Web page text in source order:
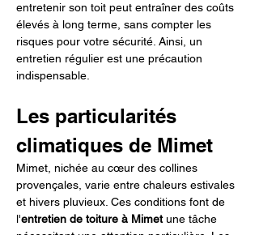
entretenir son toit peut entraîner des coûts
élevés à long terme, sans compter les
risques pour votre sécurité. Ainsi, un
entretien régulier est une précaution
indispensable.
Les particularités
climatiques de Mimet
Mimet, nichée au cœur des collines
provençales, varie entre chaleurs estivales
et hivers pluvieux. Ces conditions font de
l'entretien de toiture à Mimet une tâche